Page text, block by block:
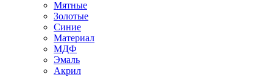
Мятные
Золотые
Синие
Материал
МДФ
Эмаль
Акрил